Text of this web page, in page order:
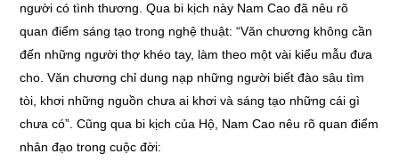
người có tình thương. Qua bi kịch này Nam Cao đã nêu rõ
quan điểm sáng tạo trong nghệ thuật: “Văn chương không cần
đến những người thợ khéo tay, làm theo một vài kiểu mẫu đưa
cho. Văn chương chỉ dung nạp những người biết đào sâu tìm
tòi, khơi những nguồn chưa ai khơi và sáng tạo những cái gì
chưa có”. Cũng qua bi kịch của Hộ, Nam Cao nêu rõ quan điểm
nhân đạo trong cuộc đời: